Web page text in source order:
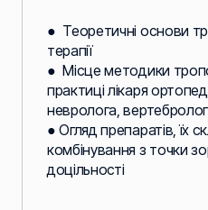
● Теоретичні основи
терапії
● Місце методики
практиці лікаря
невролога,
● Огляд препаратів, їх
комбінування з точки
доцільності